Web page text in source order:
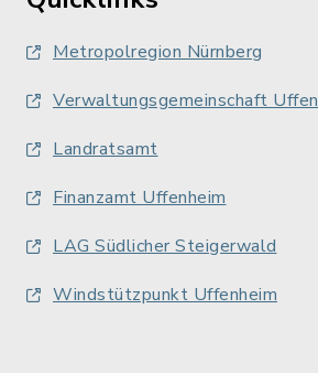
Metropolregion Nürnberg
Verwaltungsgemeinschaft
Landratsamt
Finanzamt Uffenheim
LAG Südlicher Steigerwald
Windstützpunkt Uffenheim